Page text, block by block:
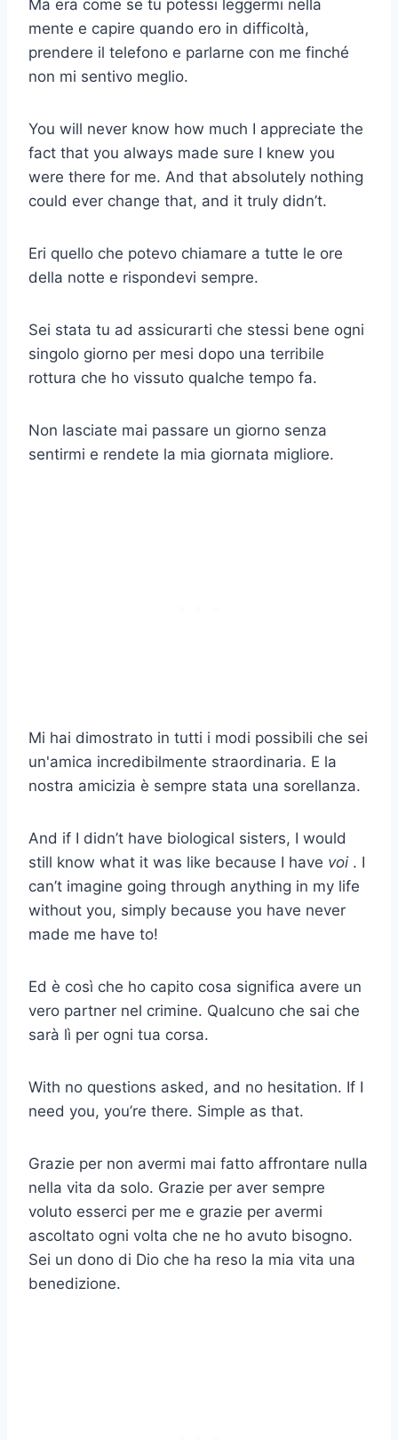
Ma era come se tu potessi leggermi nella
mente e capire quando ero in difficoltà,
prendere il telefono e parlarne con me finché
non mi sentivo meglio.
You will never know how much I appreciate the
fact that you always made sure I knew you
were there for me. And that absolutely nothing
could ever change that, and it truly didn’t.
Eri quello che potevo chiamare a tutte le ore
della notte e rispondevi sempre.
Sei stata tu ad assicurarti che stessi bene ogni
singolo giorno per mesi dopo una terribile
rottura che ho vissuto qualche tempo fa.
Non lasciate mai passare un giorno senza
sentirmi e rendete la mia giornata migliore.
Mi hai dimostrato in tutti i modi possibili che sei
un'amica incredibilmente straordinaria. E la
nostra amicizia è sempre stata una sorellanza.
And if I didn’t have biological sisters, I would
still know what it was like because I have voi . I
can’t imagine going through anything in my life
without you, simply because you have never
made me have to!
Ed è così che ho capito cosa significa avere un
vero partner nel crimine. Qualcuno che sai che
sarà lì per ogni tua corsa.
With no questions asked, and no hesitation. If I
need you, you’re there. Simple as that.
Grazie per non avermi mai fatto affrontare nulla
nella vita da solo. Grazie per aver sempre
voluto esserci per me e grazie per avermi
ascoltato ogni volta che ne ho avuto bisogno.
Sei un dono di Dio che ha reso la mia vita una
benedizione.